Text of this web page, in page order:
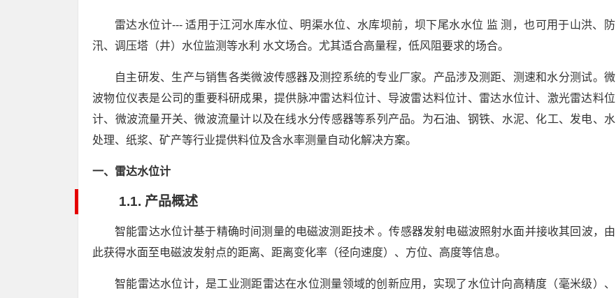
雷达水位计--- 适用于江河水库水位、明渠水位、水库坝前，坝下尾水水位 监 测，也可用于山洪、防
汛、调压塔（井）水位监测等水利 水文场合。尤其适合高量程，低风阻要求的场合。
自主研发、生产与销售各类微波传感器及测控系统的专业厂家。产品涉及测距、测速和水分测试。微
波物位仪表是公司的重要科研成果，提供脉冲雷达料位计、导波雷达料位计、雷达水位计、激光雷达料位
计、微波流量开关、微波流量计以及在线水分传感器等系列产品。为石油、钢铁、水泥、化工、发电、水
处理、纸浆、矿产等行业提供料位及含水率测量自动化解决方案。
一、雷达水位计
1.1. 产品概述
智能雷达水位计基于精确时间测量的电磁波测距技术 。传感器发射电磁波照射水面并接收其回波，由
此获得水面至电磁波发射点的距离、距离变化率（径向速度）、方位、高度等信息。
智能雷达水位计，是工业测距雷达在水位测量领域的创新应用，实现了水位计向高精度（毫米级）、